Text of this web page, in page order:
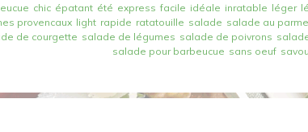
chic épatant été express facile idéale inratable léger
provencaux light rapide ratatouille salade salade au
de courgette salade de légumes salade de poivrons
salade pour barbeucue sans oeuf